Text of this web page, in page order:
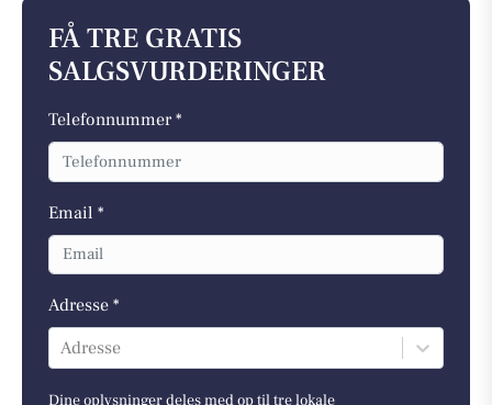
FÅ TRE GRATIS
SALGSVURDERINGER
Telefonnummer *
Email *
Adresse *
Adresse
Dine oplysninger deles med op til tre lokale